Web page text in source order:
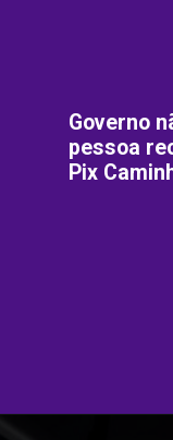
Governo
pessoa
Pix